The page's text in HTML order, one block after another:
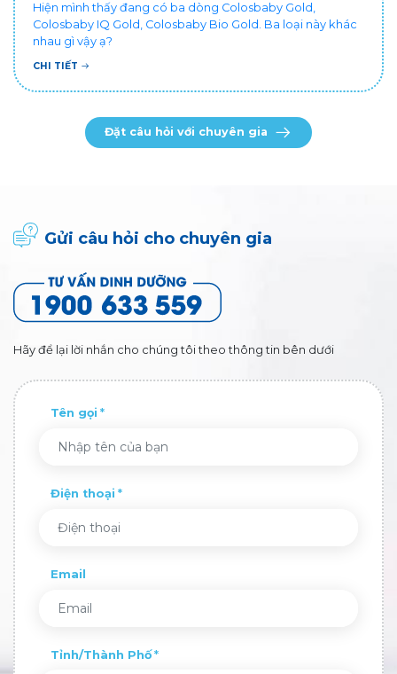
Hiện mình thấy đang có ba dòng Colosbaby Gold,
Colosbaby IQ Gold, Colosbaby Bio Gold. Ba loại này khác
nhau gì vậy ạ?
CHI TIẾT
Đặt câu hỏi với chuyên gia
Gửi câu hỏi cho chuyên gia
Hãy để lại lời nhắn cho chúng tôi theo thông tin bên dưới
Tên gọi
Điện thoại
Email
Tỉnh/Thành Phố